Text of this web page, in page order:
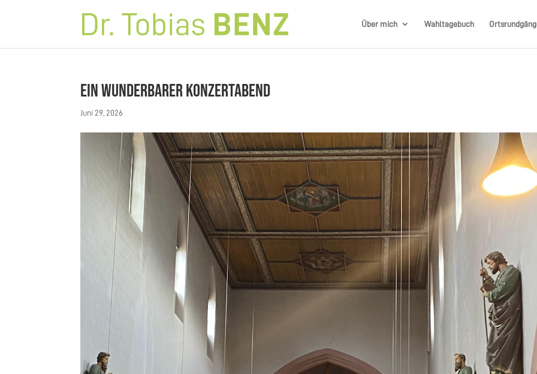
Über mich Wahltagebuch
Ein wunderbarer Konzertabend
Juni 29, 2026